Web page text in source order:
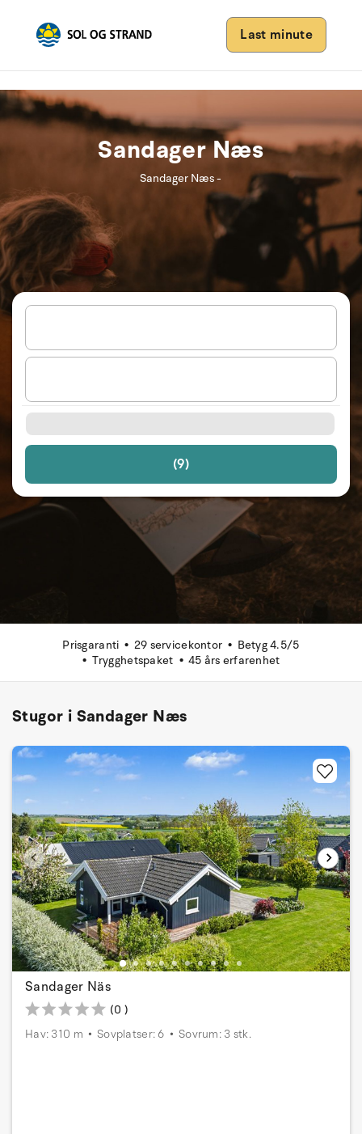
Last minute
(9)
Sandager Næs
Sandager Næs -
Prisgaranti 29 servicekontor
Betyg 4.5/5
Trygghetspaket
45 års erfarenhet
Stugor i Sandager Næs
Sandager Näs
(0 )
Hav: 310 m
Sovplatser: 6 Sovrum: 3 stk.